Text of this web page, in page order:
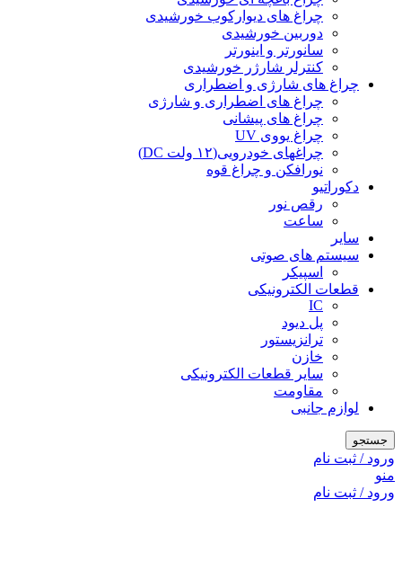
چراغ های دیوارکوب خورشیدی
دوربین خورشیدی
سانورتر و اینورتر
کنترلر شارژر خورشیدی
چراغ های شارژی و اضطراری
چراغ های اضطراری و شارژی
چراغ های پیشانی
چراغ یووی UV
چراغهای خودرویی(۱۲ ولت DC)
نورافکن و چراغ قوه
دکوراتیو
رقص نور
ساعت
سایر
سیستم های صوتی
اسپیکر
قطعات الکترونیکی
IC
پل دیود
ترانزیستور
خازن
سایر قطعات الکترونیکی
مقاومت
لوازم جانبی
جستجو
ورود / ثبت نام
منو
ورود / ثبت نام